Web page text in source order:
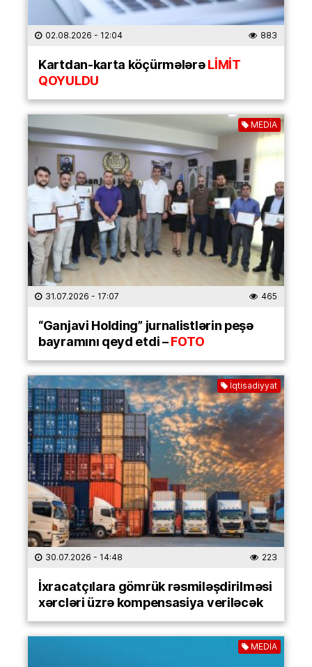
02.08.2026 - 12:04 883
Kartdan-karta köçürmələrəLİMİT
QOYULDU
MEDİA
31.07.2026 - 17:07 465
“Ganjavi Holding” jurnalistlərin peşə
bayramını qeyd etdi –FOTO
İqtisadiyyat
30.07.2026 - 14:48 223
İxracatçılara gömrük rəsmiləşdirilməsi
xərcləri üzrə kompensasiya veriləcək
MEDİA